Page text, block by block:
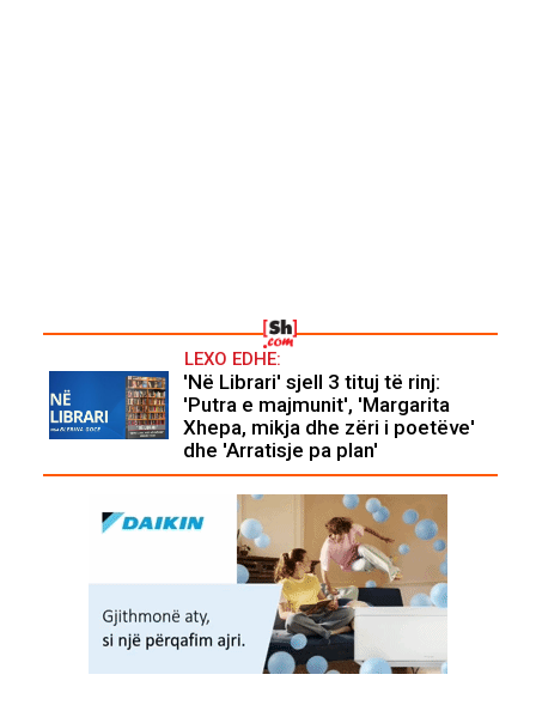
LEXO EDHE:
'Në Librari' sjell 3 tituj të rinj:
'Putra e majmunit', 'Margarita
Xhepa, mikja dhe zëri i poetëve'
dhe 'Arratisje pa plan'